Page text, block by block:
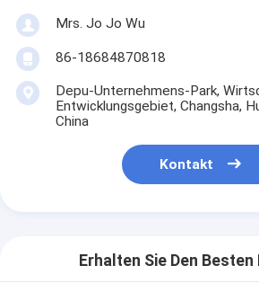
Mrs. Jo Jo Wu
86-18684870818
Depu-Unternehmens-Park,
Entwicklungsgebiet, Changsha,
China
Kontakt
Erhalten Sie Den Besten